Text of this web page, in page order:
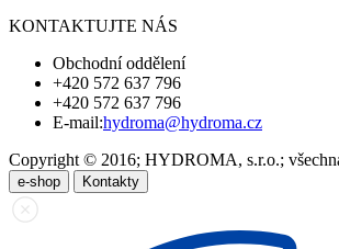
KONTAKTUJTE NÁS
Obchodní oddělení
+420 572 637 796
+420 572 637 796
E-mail:hydroma@hydroma.cz
Copyright © 2016; HYDROMA, s.r.o.;
e-shop Kontakty